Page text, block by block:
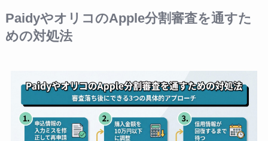
PaidyやオリコのApple分割審査を通すた
めの対処法